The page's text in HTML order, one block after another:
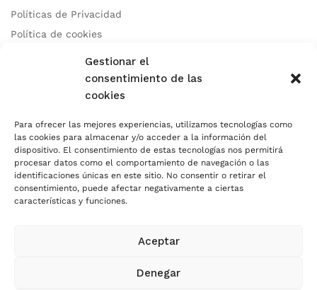
Gestionar el
consentimiento de las
cookies
Para ofrecer las mejores experiencias, utilizamos tecnologías como
las cookies para almacenar y/o acceder a la información del
dispositivo. El consentimiento de estas tecnologías nos permitirá
procesar datos como el comportamiento de navegación o las
identificaciones únicas en este sitio. No consentir o retirar el
consentimiento, puede afectar negativamente a ciertas
características y funciones.
Aceptar
Denegar
Políticas de Privacidad
Política de cookies
Teléfono:+34 678 97 83 46
Correo:
info@autocaresidea.com
Dirección: Calle Carril de Guetara 35 Malaga, Malaga 29004